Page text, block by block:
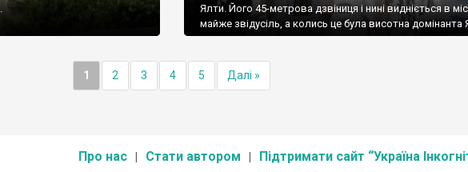
Ялти. Його 45-метрова дзвіниця і нині видніється в
майже звідусіль, а колись це була висотна домінанта
1 2 3 4 5 Далі »
Про нас Стати автором Підтримати сайт “Україна